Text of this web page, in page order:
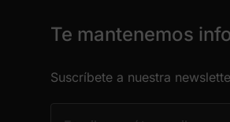
Te mantenemos
Suscríbete a nuestra